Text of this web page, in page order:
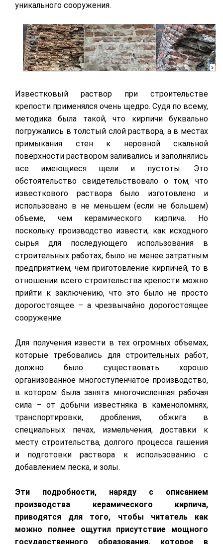
уникального сооружения.
Известковый раствор при строительстве
крепости применялся очень щедро. Судя по всему,
методика была такой, что кирпичи буквально
погружались в толстый слой раствора, а в местах
примыкания стен к неровной скальной
поверхности раствором заливались и заполнялись
все имеющиеся щели и пустоты. Это
обстоятельство свидетельствовало о том, что
известкового раствора было изготовлено и
использовано в не меньшем (если не большем)
объеме, чем керамического кирпича. Но
поскольку производство извести, как исходного
сырья для последующего использования в
строительных работах, было не менее затратным
предприятием, чем приготовление кирпичей, то в
отношении всего строительства крепости можно
прийти к заключению, что это было не просто
дорогостоящее – а чрезвычайно дорогостоящее
сооружение.
Для получения извести в тех огромных объемах,
которые требовались для строительных работ,
должно было существовать хорошо
организованное многоступенчатое производство,
в котором была занята многочисленная рабочая
сила – от добычи известняка в каменоломнях,
транспортировки, дробления, обжига в
специальных печах, измельчения, доставки к
месту строительства, долгого процесса гашения
и подготовки раствора к использованию с
добавлением песка, и золы.
Эти подробности, наряду с описанием
производства керамического кирпича,
приводятся для того, чтобы читатель как
можно полнее ощутил присутствие мощного
государственного образования, которое в